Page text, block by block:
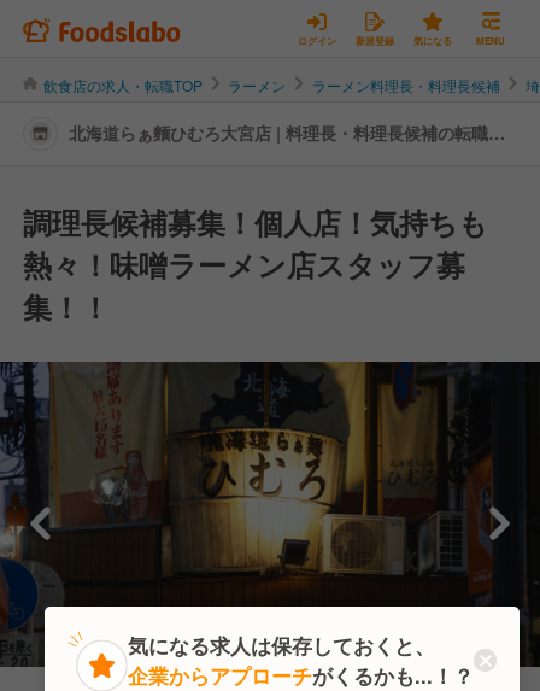
ログイン 新規登録 気になる MENU
飲食店の求人・転職TOP ラーメン ラーメン料理長・料理長候補
北海道らぁ麵ひむろ大宮店 | 料理長・料理長候補の転職・
調理長候補募集！個人店！気持ちも
熱々！味噌ラーメン店スタッフ募
集！！
気になる求人は保存しておくと、
企業からアプローチがくるかも...！？